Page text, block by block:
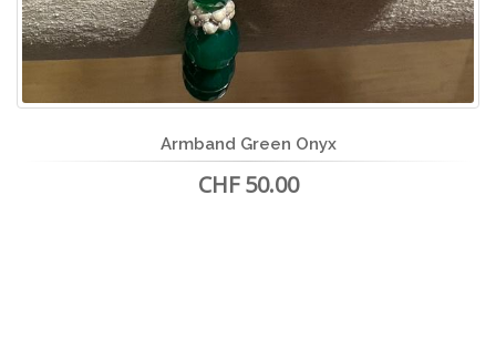
Armband Green Onyx
CHF 50.00